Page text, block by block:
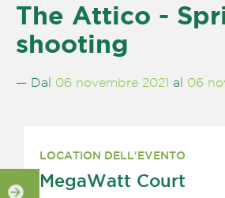
The Attico -
shooting
— Dal 06 novembre 2021 al 06
LOCATION DELL'EVENTO
MegaWatt Court